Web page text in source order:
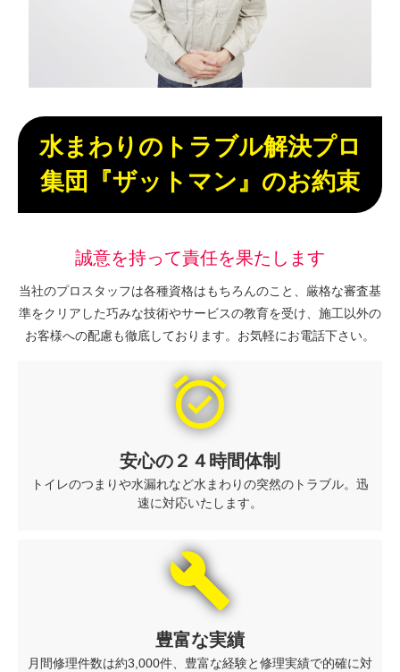
水まわりのトラブル解決プロ
集団『ザットマン』のお約束
誠意を持って責任を果たします
当社のプロスタッフは各種資格はもちろんのこと、厳格な審査基
準をクリアした巧みな技術やサービスの教育を受け、施工以外の
お客様への配慮も徹底しております。お気軽にお電話下さい。
alarm_on
安心の２４時間体制
トイレのつまりや水漏れなど水まわりの突然のトラブル。迅
速に対応いたします。
build
豊富な実績
月間修理件数は約3,000件、豊富な経験と修理実績で的確に対